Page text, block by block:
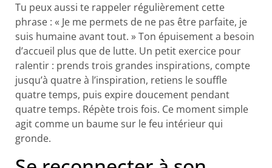
Tu peux aussi te rappeler régulièrement cette
phrase : « Je me permets de ne pas être parfaite, je
suis humaine avant tout. » Ton épuisement a besoin
d’accueil plus que de lutte. Un petit exercice pour
ralentir : prends trois grandes inspirations, compte
jusqu’à quatre à l’inspiration, retiens le souffle
quatre temps, puis expire doucement pendant
quatre temps. Répète trois fois. Ce moment simple
agit comme un baume sur le feu intérieur qui
gronde.